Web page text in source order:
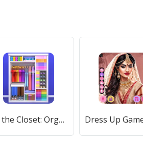
Fill the Closet: Organize Game (Фил зе Клозет) [МОД Mega Pack] APK Android